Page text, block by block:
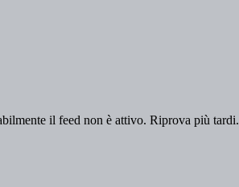
il feed non è attivo. Riprova più tardi.